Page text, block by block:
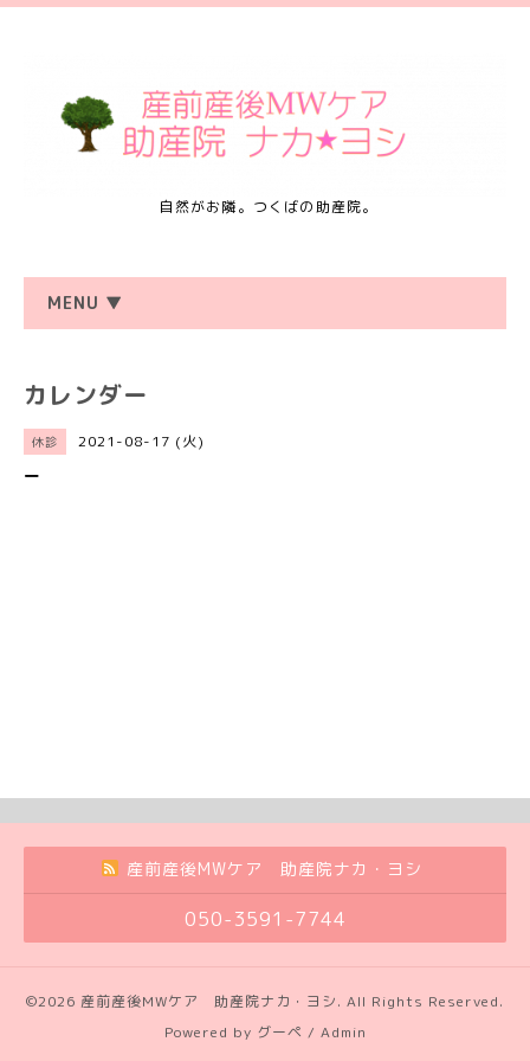
自然がお隣。つくばの助産院。
MENU ▼
カレンダー
休診 2021-08-17 (火)
ー
産前産後MWケア 助産院ナカ・ヨシ
050-3591-7744
©2026 産前産後MWケア 助産院ナカ・ヨシ. All Rights Reserved.
Powered by グーペ / Admin